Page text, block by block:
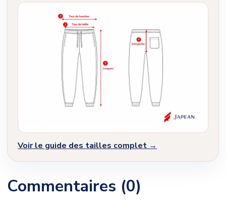
Voir le guide des tailles complet →
Commentaires (0)